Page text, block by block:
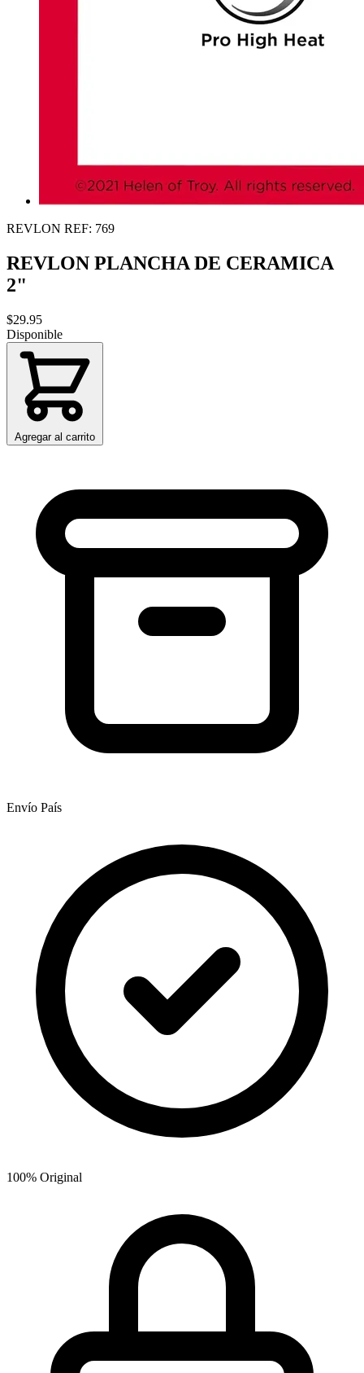
REVLON REF: 769
REVLON PLANCHA DE CERAMICA
2"
$29.95
Disponible
Agregar al carrito
Envío País
100% Original